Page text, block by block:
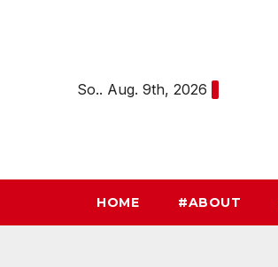
So.. Aug. 9th, 2026
HOME #ABOUT